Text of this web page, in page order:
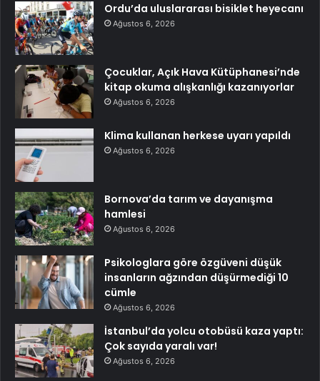
Ordu’da uluslararası bisiklet heyecanı
Ağustos 6, 2026
Çocuklar, Açık Hava Kütüphanesi’nde
kitap okuma alışkanlığı kazanıyorlar
Ağustos 6, 2026
Klima kullanan herkese uyarı yapıldı
Ağustos 6, 2026
Bornova’da tarım ve dayanışma
hamlesi
Ağustos 6, 2026
Psikologlara göre özgüveni düşük
insanların ağzından düşürmediği 10
cümle
Ağustos 6, 2026
İstanbul’da yolcu otobüsü kaza yaptı:
Çok sayıda yaralı var!
Ağustos 6, 2026